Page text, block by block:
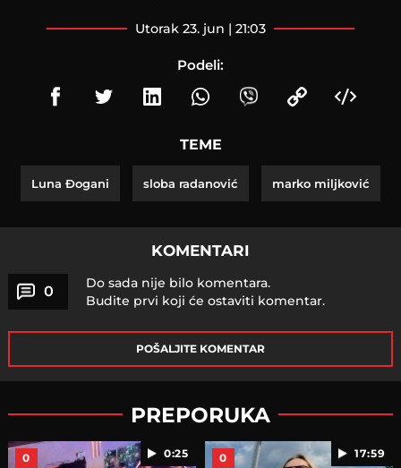
utorak 23. jun | 21:03
Podeli:
TEME
Luna Đogani sloba radanović marko miljković
KOMENTARI
0
Do sada nije bilo komentara.
Budite prvi koji će ostaviti komentar.
POŠALJITE KOMENTAR
PREPORUKA
0:25
0 17:59
0